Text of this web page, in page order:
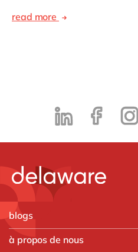
read more
blogs
à propos de nous